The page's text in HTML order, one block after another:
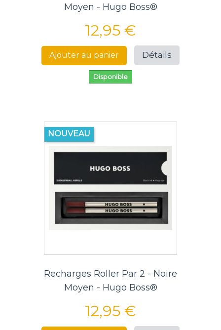
Moyen - Hugo Boss®
12,95 €
Ajouter au panier Détails
Disponible
NOUVEAU
Recharges Roller Par 2 - Noire
Moyen - Hugo Boss®
12,95 €